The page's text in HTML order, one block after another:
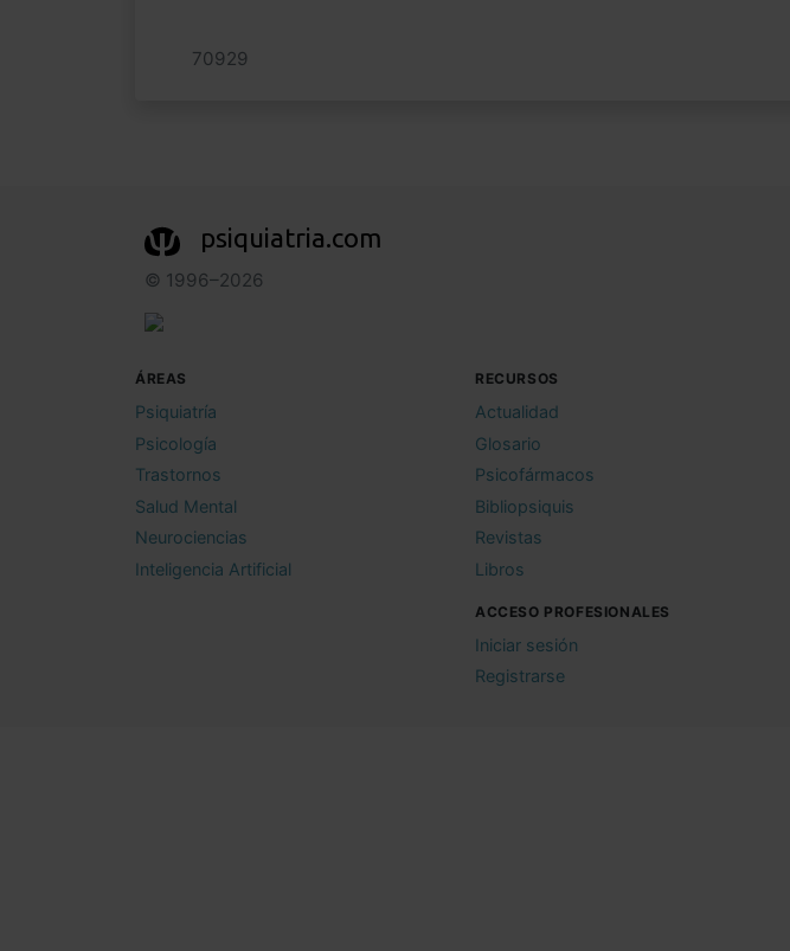
70929
psiquiatria.com
© 1996–2026
ÁREAS
Psiquiatría
Psicología
Trastornos
Salud Mental
Neurociencias
Inteligencia Artificial
RECURSOS
Actualidad
Glosario
Psicofármacos
Bibliopsiquis
Revistas
Libros
ACCESO PROFESIONALES
Iniciar sesión
Registrarse